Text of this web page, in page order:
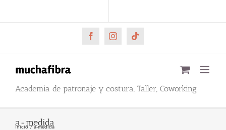
al
FacebookInstagramTiktok
Academia de patronaje y costura, Taller, Coworking
a-medida
Inicio a-medida